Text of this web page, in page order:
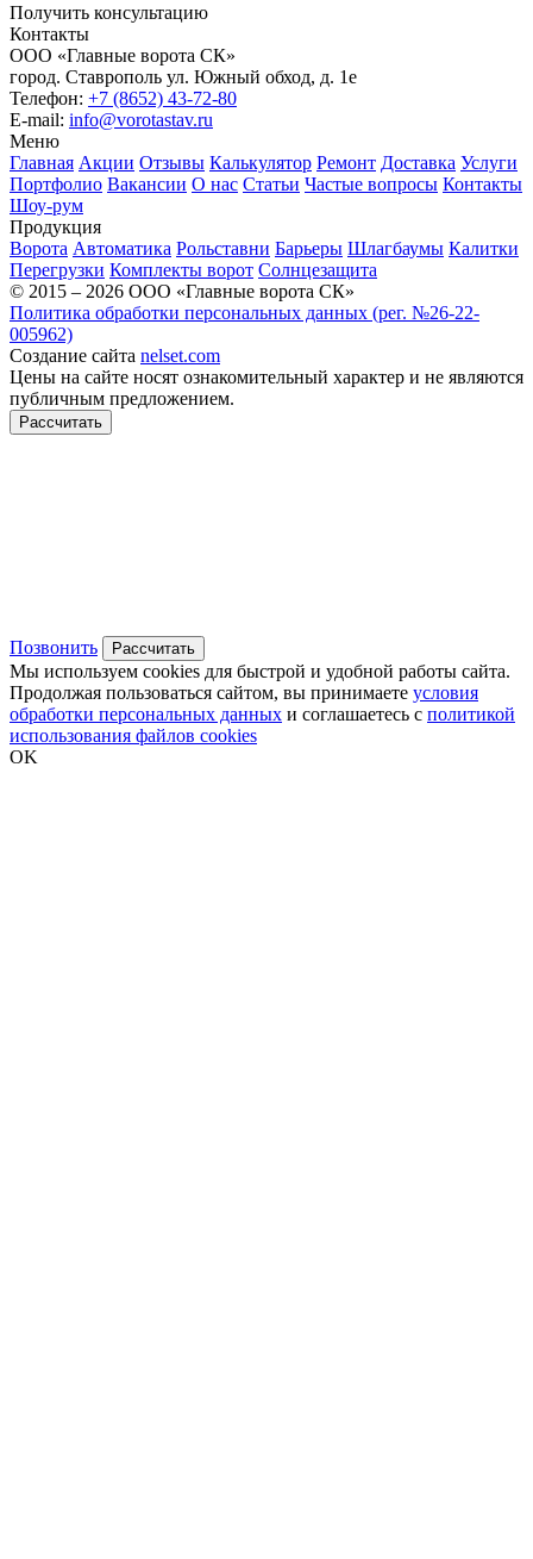
Получить консультацию
Контакты
ООО «Главные ворота СК»
город. Ставрополь ул. Южный обход, д. 1е
Телефон: +7 (8652) 43-72-80
E-mail: info@vorotastav.ru
Меню
Главная Акции Отзывы Калькулятор Ремонт Доставка Услуги
Портфолио Вакансии О нас Статьи Частые вопросы Контакты
Шоу-рум
Продукция
Ворота Автоматика Рольставни Барьеры Шлагбаумы Калитки
Перегрузки Комплекты ворот Солнцезащита
© 2015 – 2026 ООО «Главные ворота СК»
Политика обработки персональных данных (рег. №26-22-
005962)
Создание сайта nelset.com
Цены на сайте носят ознакомительный характер и не являются
публичным предложением.
Рассчитать
Позвонить Рассчитать
Мы используем cookies для быстрой и удобной работы сайта.
Продолжая пользоваться сайтом, вы принимаете условия
обработки персональных данных и соглашаетесь с политикой
использования файлов cookies
OK